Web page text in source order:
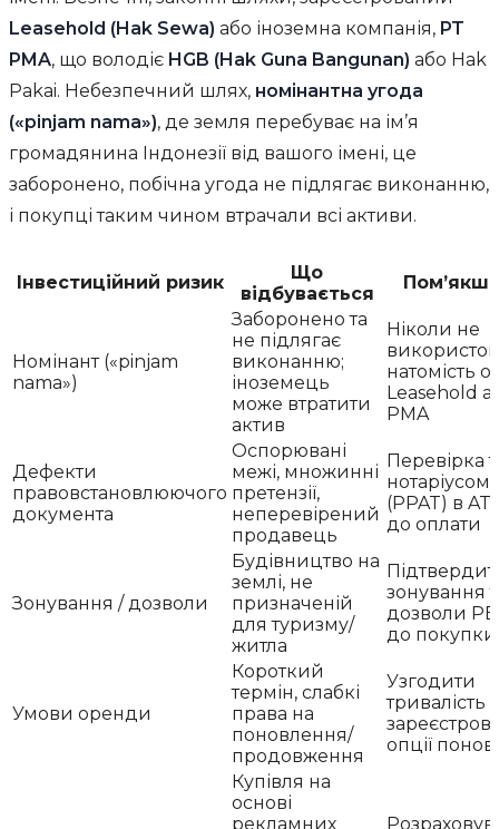
Leasehold (Hak Sewa) або іноземна компанія, PT
PMA, що володіє HGB (Hak Guna Bangunan) або Hak
Pakai. Небезпечний шлях, номінантна угода
(«pinjam nama»), де земля перебуває на ім’я
громадянина Індонезії від вашого імені, це
заборонено, побічна угода не підлягає виконанню,
і покупці таким чином втрачали всі активи.
Інвестиційний ризик
Що
відбувається
Номінант («pinjam
nama»)
Заборонено та
не підлягає
виконанню;
іноземець
може втратити
актив
Ніколи не
натомість
Leasehold
PMA
Дефекти
правовстановлюючого
документа
Оспорювані
межі, множинні
претензії,
неперевірений
продавець
Перевірка
нотаріусом
(PPAT) в
до оплати
Зонування / дозволи
Будівництво на
землі, не
призначеній
для туризму/
житла
зонування
дозволи
до покупки
Умови оренди
Короткий
термін, слабкі
права на
поновлення/
продовження
Узгодити
тривалість +
опції
Купівля на
основі
рекламних